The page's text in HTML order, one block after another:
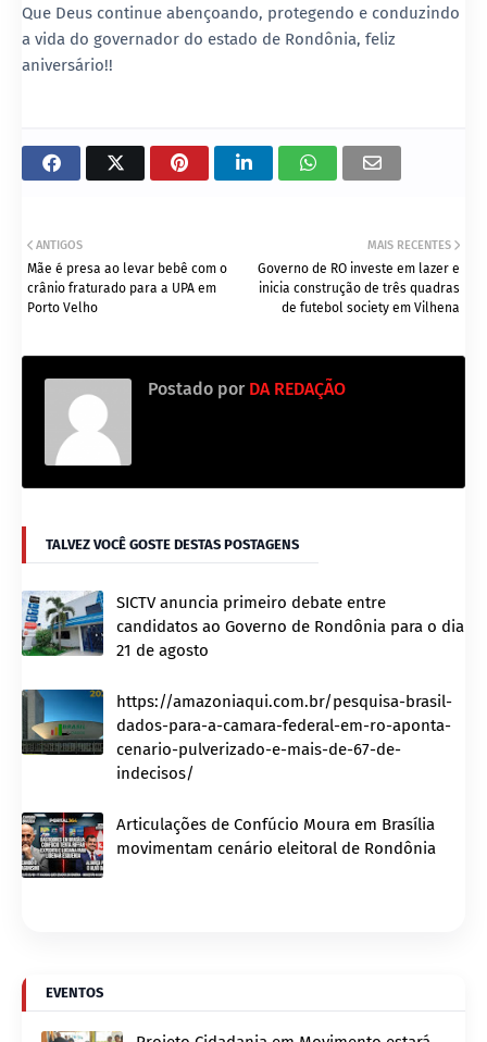
Que Deus continue abençoando, protegendo e conduzindo
a vida do governador do estado de Rondônia, feliz
aniversário!!
MAIS RECENTES
Governo de RO investe em lazer e
inicia construção de três quadras
de futebol society em Vilhena
ANTIGOS
Mãe é presa ao levar bebê com o
crânio fraturado para a UPA em
Porto Velho
Postado por DA REDAÇÃO
TALVEZ VOCÊ GOSTE DESTAS POSTAGENS
SICTV anuncia primeiro debate entre
candidatos ao Governo de Rondônia para o dia
21 de agosto
https://amazoniaqui.com.br/pesquisa-brasil-
dados-para-a-camara-federal-em-ro-aponta-
cenario-pulverizado-e-mais-de-67-de-
indecisos/
Articulações de Confúcio Moura em Brasília
movimentam cenário eleitoral de Rondônia
EVENTOS